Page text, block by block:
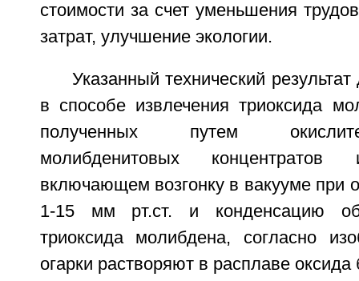
стоимости за счет уменьшения
затрат, улучшение экологии.
Указанный технический результат
в способе извлечения триоксида
полученных путем
молибденитовых концентратов
включающем возгонку в вакууме при
1-15 мм рт.ст. и конденсацию
триоксида молибдена, согласно
огарки растворяют в расплаве оксида